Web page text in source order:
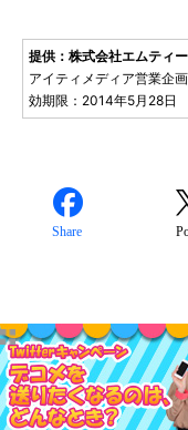
提供：株式会社エムティ
アイティメディア営業企
効期限：2014年5月28日
Share